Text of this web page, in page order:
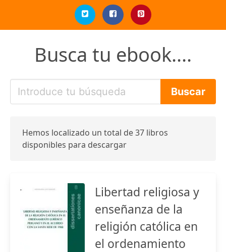
Busca tu ebook....
Hemos localizado un total de 37 libros
disponibles para descargar
Libertad religiosa y
enseñanza de la
religión católica en
el ordenamiento